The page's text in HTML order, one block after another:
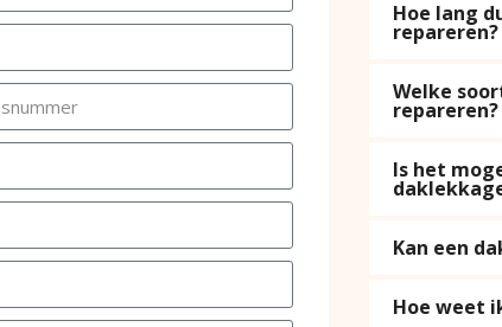
Hoe lang
repareren?
Welke
repareren?
Is het
Kan een
Hoe weet